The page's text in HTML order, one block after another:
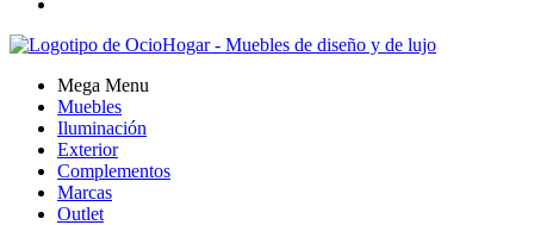
Mega Menu
Muebles
Iluminación
Exterior
Complementos
Marcas
Outlet